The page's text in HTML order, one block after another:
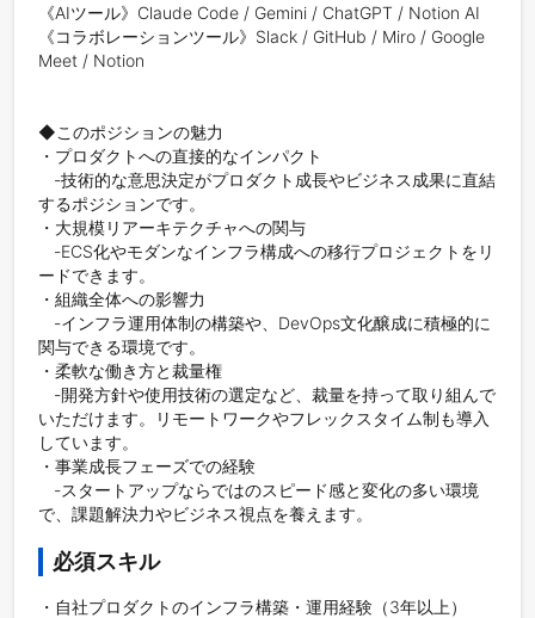
《AIツール》Claude Code / Gemini / ChatGPT / Notion AI
《コラボレーションツール》Slack / GitHub / Miro / Google
Meet / Notion
◆このポジションの魅力
・プロダクトへの直接的なインパクト
‐技術的な意思決定がプロダクト成長やビジネス成果に直結
するポジションです。
・大規模リアーキテクチャへの関与
‐ECS化やモダンなインフラ構成への移行プロジェクトをリ
ードできます。
・組織全体への影響力
‐インフラ運用体制の構築や、DevOps文化醸成に積極的に
関与できる環境です。
・柔軟な働き方と裁量権
‐開発方針や使用技術の選定など、裁量を持って取り組んで
いただけます。リモートワークやフレックスタイム制も導入
しています。
・事業成長フェーズでの経験
‐スタートアップならではのスピード感と変化の多い環境
で、課題解決力やビジネス視点を養えます。
必須スキル
・自社プロダクトのインフラ構築・運用経験（3年以上）